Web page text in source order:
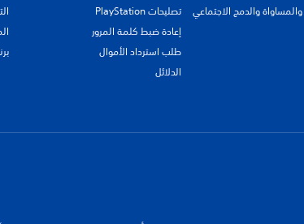
والدمج الاجتماعي
تصليحات PlayStation
إعادة ضبط كلمة المرور
طلب استرداد الأموال
الدلائل